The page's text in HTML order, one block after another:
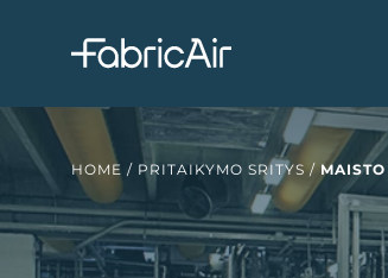
HOME / PRITAIKYMO SRITYS /